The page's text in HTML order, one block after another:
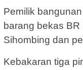
Pemilik
barang bekas
Sihombing dan
Kebakaran tiga